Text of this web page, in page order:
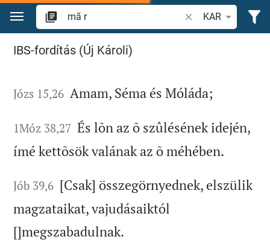
Ugrás a tartalomra
Igevers vagy szó
KAR
"mã r" keresése a Bibliában
IBS-fordítás (Új Károli)
Józs 15,26 Amam, Séma és Móláda;
1Móz 38,27 És lõn az õ szûlésének idején,
ímé kettõsök valának az õ méhében.
Jób 39,6 [Csak] összegörnyednek, elszülik
magzataikat, vajudásaiktól
[]megszabadulnak.